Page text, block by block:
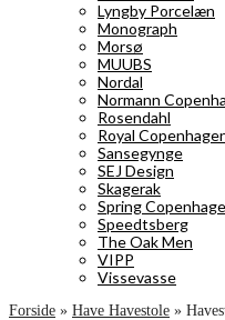
Lyngby Porcelæn
Monograph
Morsø
MUUBS
Nordal
Normann
Rosendahl
Royal
Sansegynge
SEJ Design
Skagerak
Spring
Speedtsberg
The Oak Men
VIPP
Vissevasse
Forside » Have Havestole »